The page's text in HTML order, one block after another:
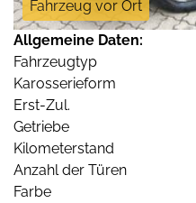
Fahrzeug vor Ort
Allgemeine Daten:
Fahrzeugtyp
Karosserieform
Erst-Zul.
Getriebe
Kilometerstand
Anzahl der Türen
Farbe